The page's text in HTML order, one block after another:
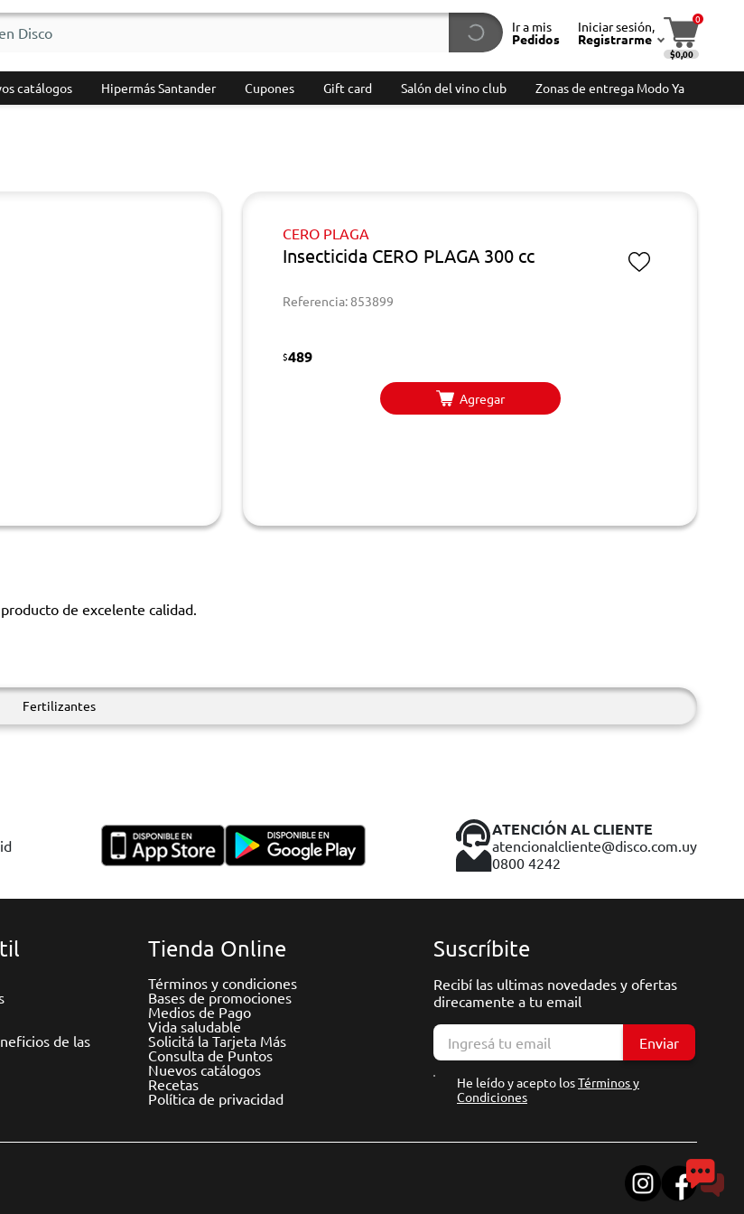
Ir a mis
Pedidos
Iniciar sesión,
Registrarme
0
$0,00
catálogos Hipermás Santander Cupones Gift card Salón del vino club Zonas de entrega Modo Ya
CERO PLAGA
Insecticida CERO PLAGA 300 cc
Referencia: 853899
$489
Agregar
de excelente calidad.
Fertilizantes
ATENCIÓN AL CLIENTE
atencionalcliente@disco.com.uy
0800 4242
de las
Tienda Online
Términos y condiciones
Bases de promociones
Medios de Pago
Vida saludable
Solicitá la Tarjeta Más
Consulta de Puntos
Nuevos catálogos
Recetas
Política de privacidad
Suscríbite
Recibí las ultimas novedades y ofertas
direcamente a tu email
Enviar
He leído y acepto losTérminos y
Condiciones